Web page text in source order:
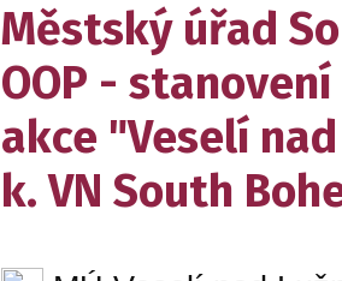
Městský úřad
OOP -
akce "Veselí
k. VN South